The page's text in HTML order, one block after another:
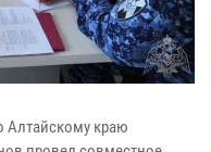
Алтайскому краю